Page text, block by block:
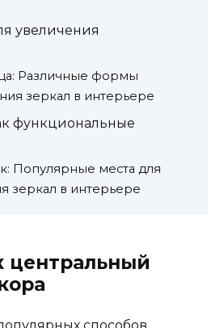
увеличения
Различные формы
зеркал в интерьере
функциональные
Популярные места для
зеркал в интерьере
центральный